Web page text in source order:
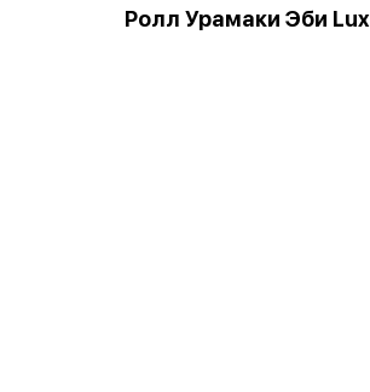
Ролл Урамаки Эби Lux